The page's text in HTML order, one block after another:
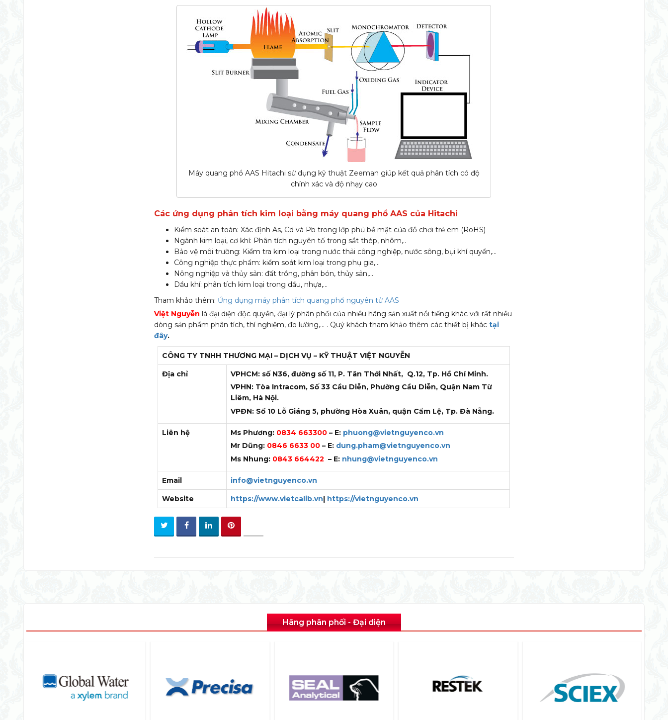
Máy quang phổ AAS Hitachi sử dụng kỹ thuật Zeeman giúp kết quả phân tích có độ
chính xác và độ nhạy cao
Các ứng dụng phân tích kim loại bằng máy quang phổ AAS của Hitachi
Kiểm soát an toàn: Xác định As, Cd và Pb trong lớp phủ bề mặt của đồ chơi trẻ em (RoHS)
Ngành kim loại, cơ khí: Phân tích nguyên tố trong sắt thép, nhôm,..
Bảo vệ môi trường: Kiểm tra kim loại trong nước thải công nghiệp, nước sông, bụi khí quyển,…
Công nghiệp thực phẩm: kiểm soát kim loại trong phụ gia,…
Nông nghiệp và thủy sản: đất trồng, phân bón, thủy sản,…
Dầu khí: phân tích kim loại trong dầu, nhựa,…
Tham khảo thêm: Ứng dụng máy phân tích quang phổ nguyên tử AAS
Việt Nguyễn là đại diện độc quyền, đại lý phân phối của nhiều hãng sản xuất nổi tiếng khác với rất nhiều
dòng sản phẩm phân tích, thí nghiệm, đo lường,… . Quý khách tham khảo thêm các thiết bị kháctại
đây.
CÔNG TY TNHH THƯƠNG MẠI – DỊCH VỤ – KỸ THUẬT VIỆT NGUYỄN
Địa chỉ
VPHCM: số N36, đường số 11, P. Tân Thới Nhất, Q.12, Tp. Hồ Chí Minh.
VPHN: Tòa Intracom, Số 33 Cầu Diễn, Phường Cầu Diễn, Quận Nam Từ
Liêm, Hà Nội.
VPĐN: Số 10 Lỗ Giáng 5, phường Hòa Xuân, quận Cẩm Lệ, Tp. Đà Nẵng.
Liên hệ Ms Phương: 0834 663300 – E: phuong@vietnguyenco.vn
Mr Dũng: 0846 6633 00 – E: dung.pham@vietnguyenco.vn
Ms Nhung: 0843 664422 – E: nhung@vietnguyenco.vn
Email info@vietnguyenco.vn
Website https://www.vietcalib.vn| https://vietnguyenco.vn
Hãng phân phối - Đại diện